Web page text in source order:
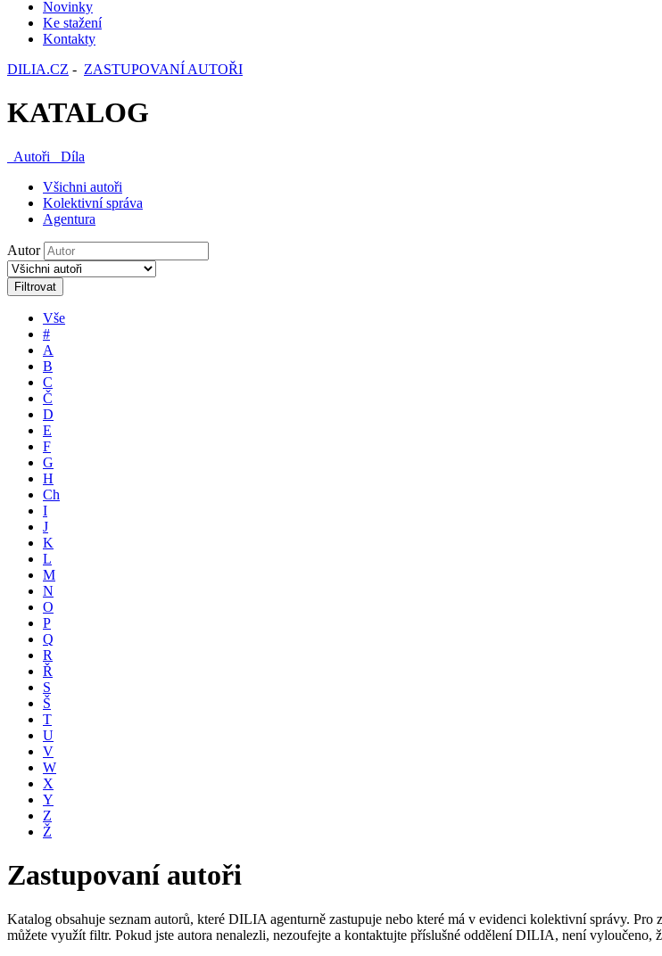
Novinky
Ke stažení
Kontakty
DILIA.CZ - ZASTUPOVANÍ AUTOŘI
KATALOG
Autoři
Díla
Všichni autoři
Kolektivní správa
Agentura
Autor
Filtrovat
Vše
#
A
B
C
Č
D
E
F
G
H
Ch
I
J
K
L
M
N
O
P
Q
R
Ř
S
Š
T
U
V
W
X
Y
Z
Ž
Zastupovaní autoři
Katalog obsahuje seznam autorů, které DILIA agenturně zastupuje nebo které má v evidenci kolektivní správy.
můžete využít filtr. Pokud jste autora nenalezli, nezoufejte a kontaktujte příslušné oddělení DILIA, není vyloučeno,